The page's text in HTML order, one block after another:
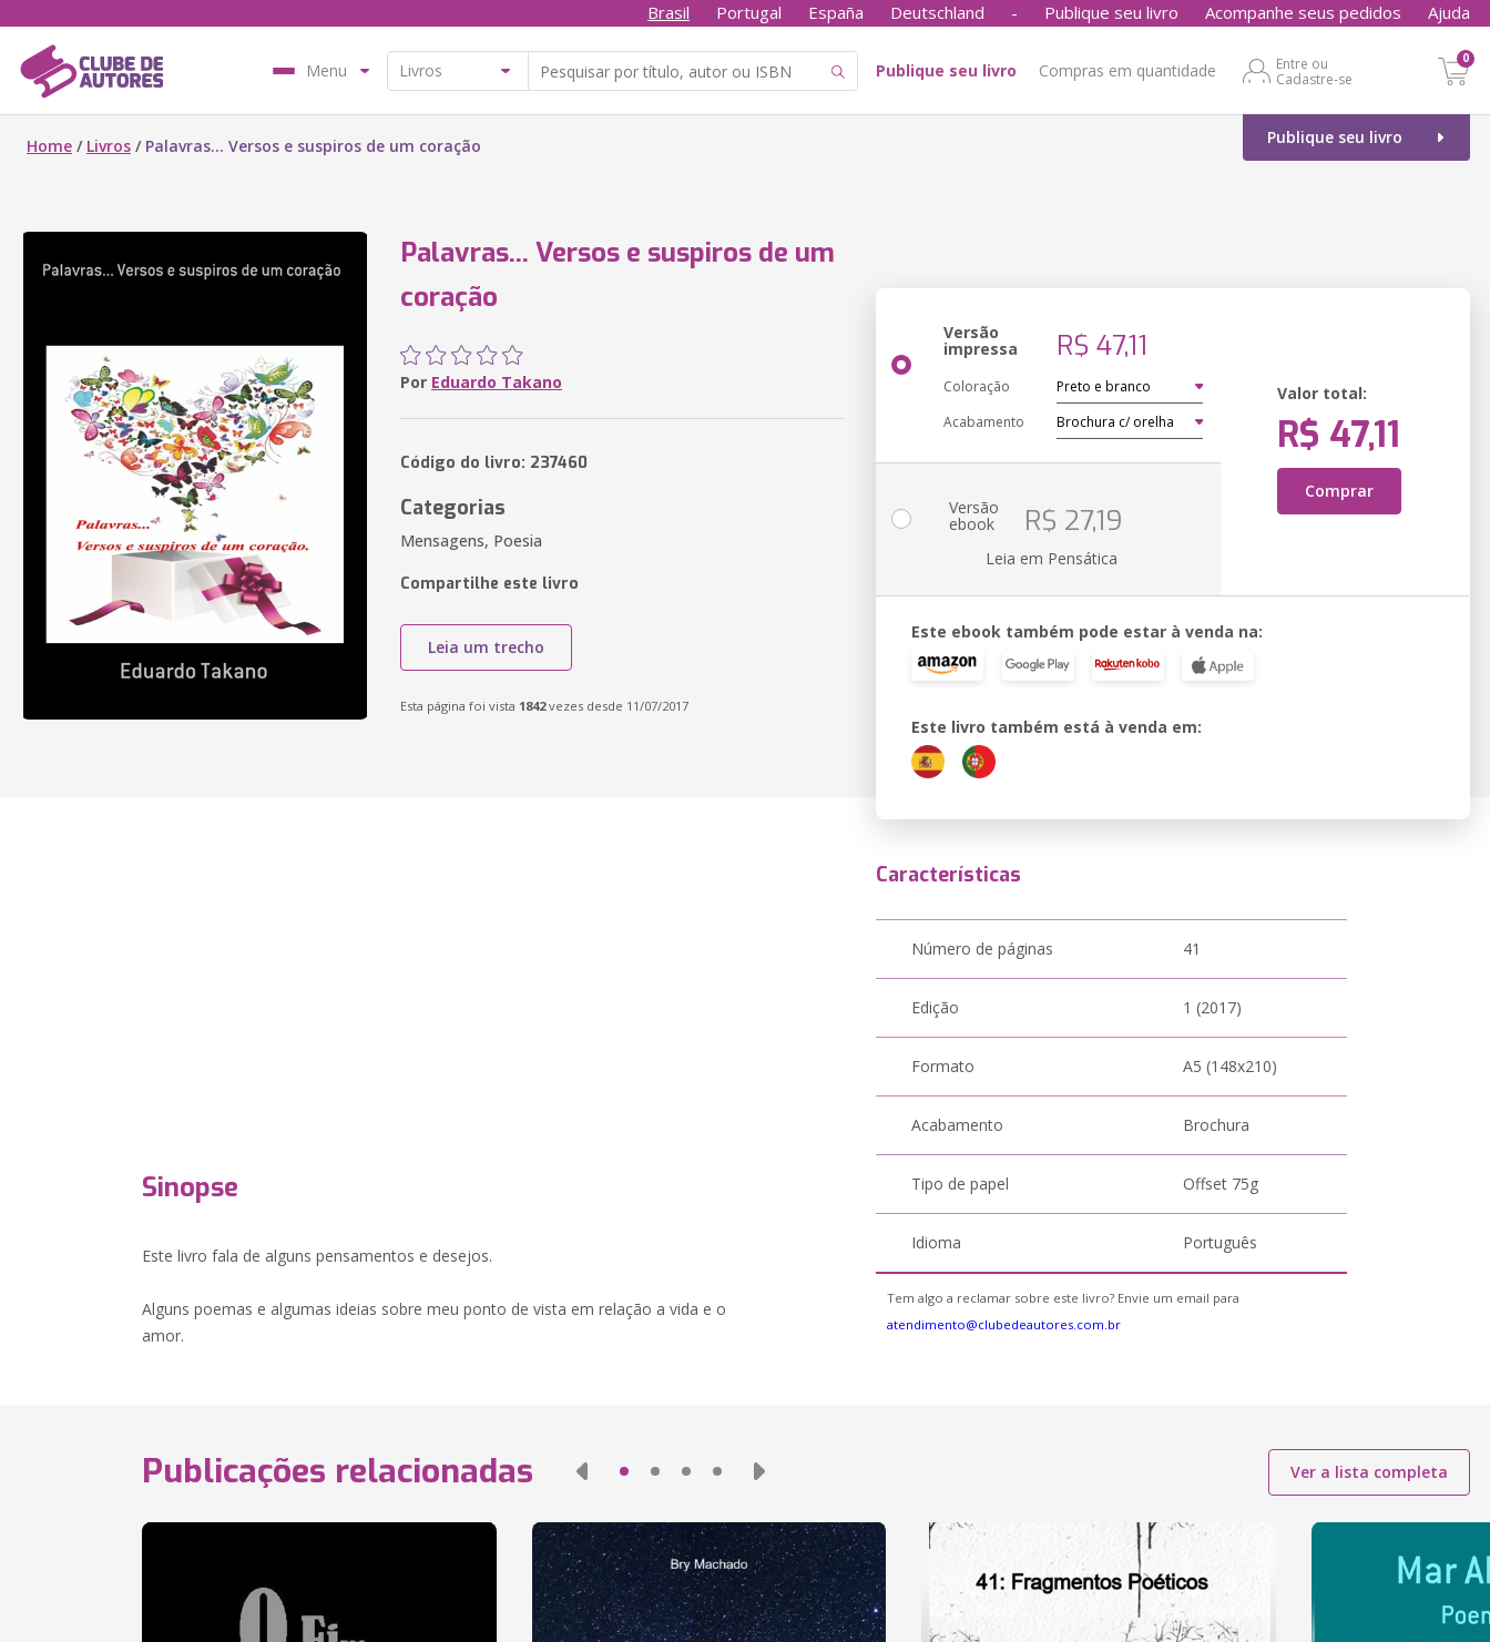
Brasil Portugal España Deutschland - Publique seu livro Acompanhe seus pedidos Ajuda
Menu Publique seu livro Compras em quantidade
Entre ou
Cadastre-se
0
Publique seu livro
Home / Livros / Palavras... Versos e suspiros de um coração
Palavras... Versos e suspiros de um
coração
Por Eduardo Takano
Código do livro: 237460
Categorias
Mensagens, Poesia
Compartilhe este livro
Leia um trecho
Esta página foi vista 1842vezes desde 11/07/2017
Versão
impressa R$ 47,11
Coloração
Acabamento
Valor total:
R$ 47,11
Comprar
Versão
ebook R$ 27,19
Leia em Pensática
Este ebook também pode estar à venda na:
Este livro também está à venda em:
Sinopse
Este livro fala de alguns pensamentos e desejos.
Alguns poemas e algumas ideias sobre meu ponto de vista em relação a vida e o
amor.
Características
Número de páginas 41
Edição 1 (2017)
Formato A5 (148x210)
Acabamento Brochura
Tipo de papel Offset 75g
Idioma Português
Tem algo a reclamar sobre este livro? Envie um email para
atendimento@clubedeautores.com.br
Publicações relacionadas Ver a lista completa